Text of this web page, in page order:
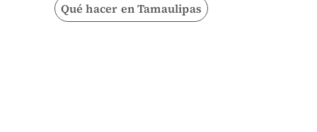
Qué hacer en Tamaulipas